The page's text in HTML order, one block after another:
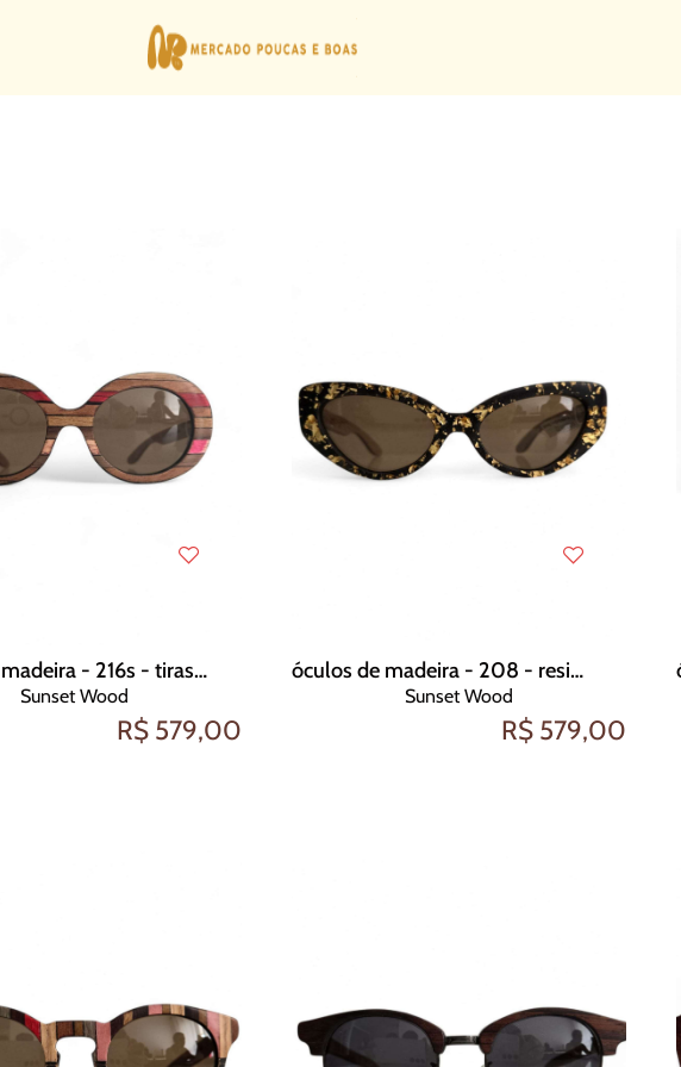
óculos de madeira - 216s - tiras de madeira e resina
Sunset Wood
R$ 579,00
óculos de madeira - 208 - resina e folha de ouro
Sunset Wood
R$ 579,00